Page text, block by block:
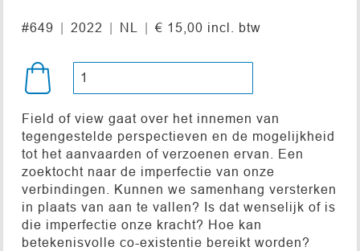
#649 2022 NL € 15,00 incl. btw
Field of view gaat over het innemen van
tegengestelde perspectieven en de mogelijkheid
tot het aanvaarden of verzoenen ervan. Een
zoektocht naar de imperfectie van onze
verbindingen. Kunnen we samenhang versterken
in plaats van aan te vallen? Is dat wenselijk of is
die imperfectie onze kracht? Hoe kan
betekenisvolle co-existentie bereikt worden?